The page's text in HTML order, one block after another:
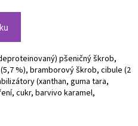
pšeničný škrob,
%), bramborový škrob, cibule (2
(xanthan, guma tara,
cukr, barvivo karamel,